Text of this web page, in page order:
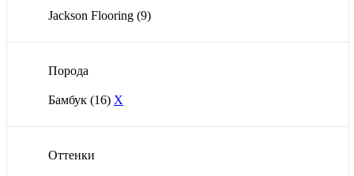
Jackson Flooring (9)
Порода
Бамбук (16) X
Оттенки